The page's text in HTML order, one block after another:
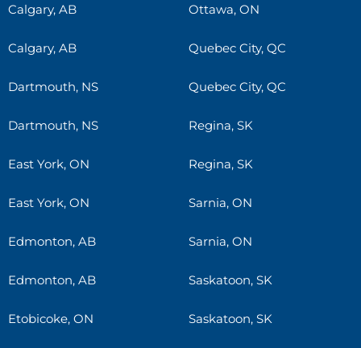
Calgary, AB
Calgary, AB
Dartmouth, NS
Dartmouth, NS
East York, ON
East York, ON
Edmonton, AB
Edmonton, AB
Etobicoke, ON
Ottawa, ON
Quebec City, QC
Quebec City, QC
Regina, SK
Regina, SK
Sarnia, ON
Sarnia, ON
Saskatoon, SK
Saskatoon, SK